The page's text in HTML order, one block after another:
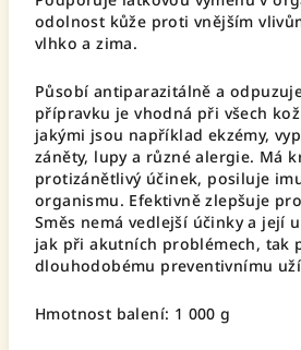
odolnost kůže proti vnějším
vlhko a zima.
Působí antiparazitálně a
přípravku je vhodná při všech
jakými jsou například ekzémy,
záněty, lupy a různé alergie. Má
protizánětlivý účinek, posiluje
organismu. Efektivně zlepšuje
Směs nemá vedlejší účinky a její
jak při akutních problémech, tak
dlouhodobému preventivnímu
Hmotnost balení: 1 000 g